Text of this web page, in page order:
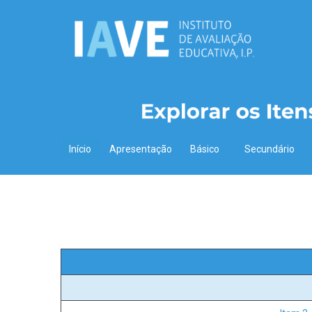
Início Apresentação Básico Secundário